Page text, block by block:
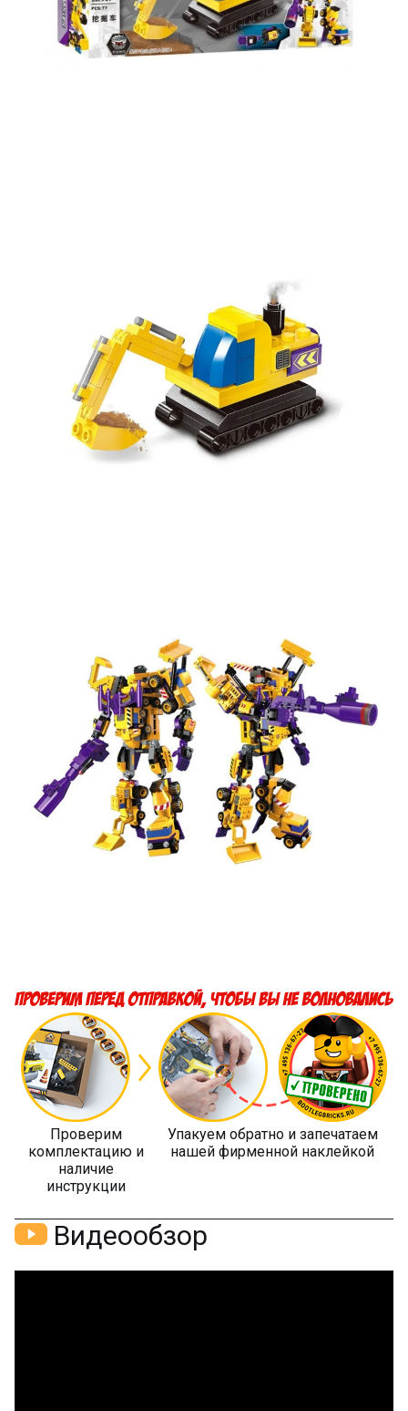
Оставьте отзыв (не менее 50 символов) о товаре
через системуЯндекс.Маркетс обязательным
указанием номера и даты заказа в нашем магазине
и получите купон на скидку 150₽
Проверим
комплектацию и
наличие
инструкции
Упакуем обратно и запечатаем
нашей фирменной наклейкой
Видеообзор